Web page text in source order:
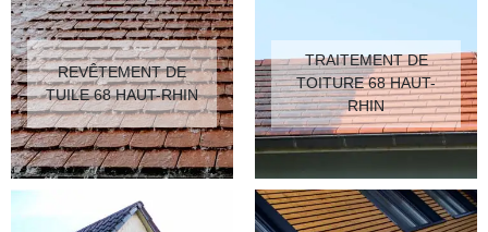
REVÊTEMENT DE
TUILE 68 HAUT-RHIN
TRAITEMENT DE
TOITURE 68 HAUT-
RHIN